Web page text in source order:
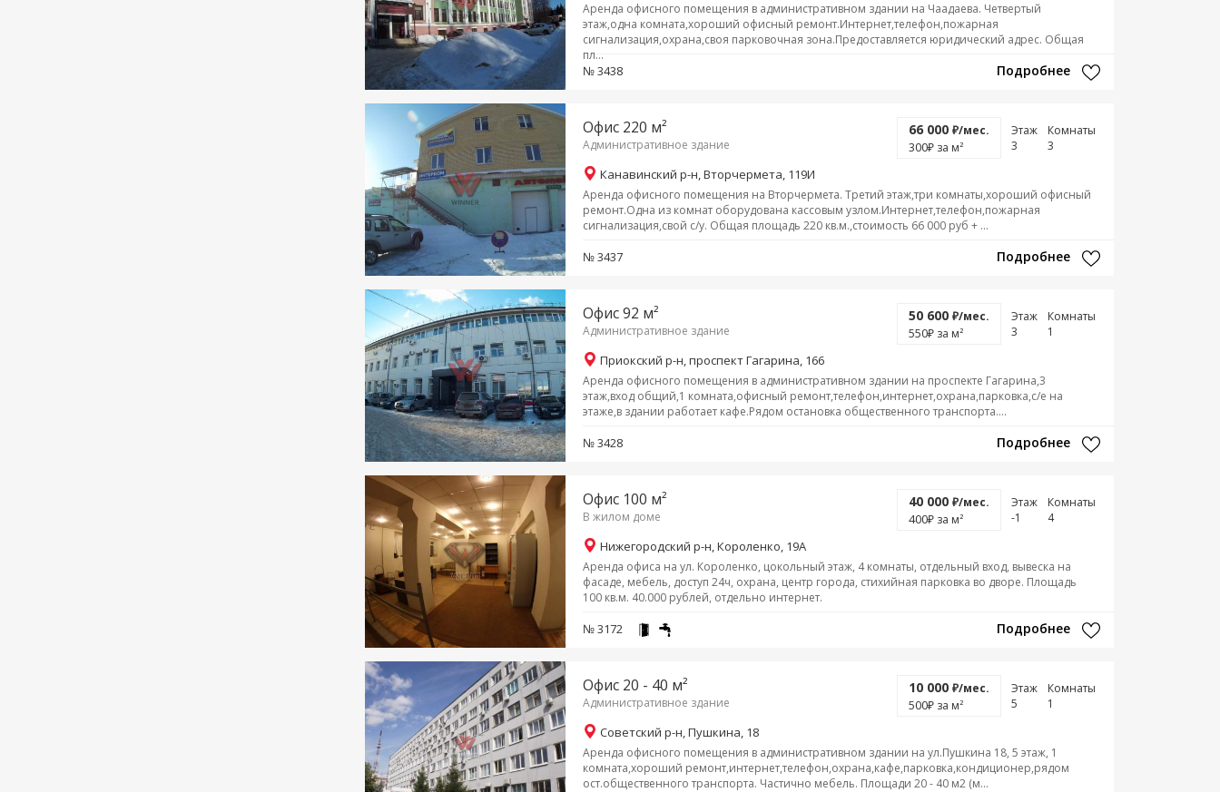
Аренда офисного помещения в административном здании на Чаадаева. Четвертый
этаж,одна комната,хороший офисный ремонт.Интернет,телефон,пожарная
сигнализация,охрана,своя парковочная зона.Предоставляется юридический адрес. Общая
пл...
№ 3438 Подробнее
Офис 220 м²
Административное здание
66 000 ₽/мес.
300₽ за м²
Этаж
3
Комнаты
3
Канавинский р-н, Вторчермета, 119И
Аренда офисного помещения на Вторчермета. Третий этаж,три комнаты,хороший офисный
ремонт.Одна из комнат оборудована кассовым узлом.Интернет,телефон,пожарная
сигнализация,свой с/у. Общая площадь 220 кв.м.,стоимость 66 000 руб + ...
№ 3437 Подробнее
Офис 92 м²
Административное здание
50 600 ₽/мес.
550₽ за м²
Этаж
3
Комнаты
1
Приокский р-н, проспект Гагарина, 166
Аренда офисного помещения в административном здании на проспекте Гагарина,3
этаж,вход общий,1 комната,офисный ремонт,телефон,интернет,охрана,парковка,с/e на
этаже,в здании работает кафе.Рядом остановка общественного транспорта....
№ 3428 Подробнее
Офис 100 м²
В жилом доме
40 000 ₽/мес.
400₽ за м²
Этаж
-1
Комнаты
4
Нижегородский р-н, Короленко, 19А
Аренда офиса на ул. Короленко, цокольный этаж, 4 комнаты, отдельный вход, вывеска на
фасаде, мебель, доступ 24ч, охрана, центр города, стихийная парковка во дворе. Площадь
100 кв.м. 40.000 рублей, отдельно интернет.
№ 3172 Подробнее
Офис 20 - 40 м²
Административное здание
10 000 ₽/мес.
500₽ за м²
Этаж
5
Комнаты
1
Советский р-н, Пушкина, 18
Аренда офисного помещения в административном здании на ул.Пушкина 18, 5 этаж, 1
комната,хороший ремонт,интернет,телефон,охрана,кафе,парковка,кондиционер,рядом
ост.общественного транспорта. Частично мебель. Площади 20 - 40 м2 (м...